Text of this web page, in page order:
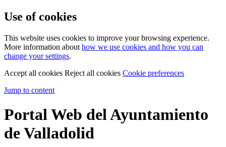
Use of cookies
This website uses cookies to improve your browsing experience.
More information about how we use cookies and how you can
change your settings.
Accept all cookies Reject all cookies Cookie preferences
Jump to content
Portal Web del Ayuntamiento
de Valladolid